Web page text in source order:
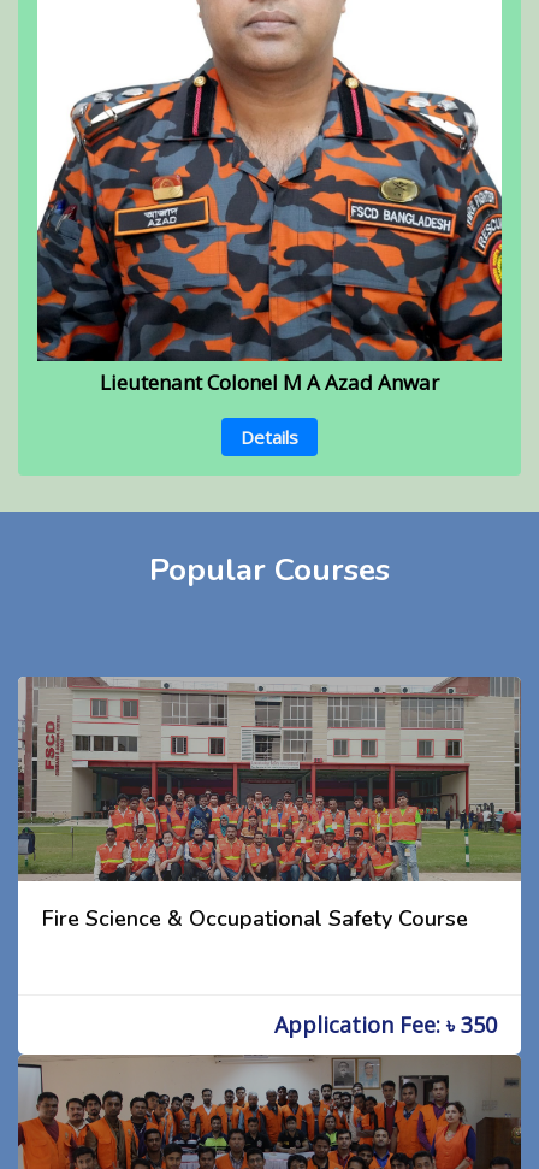
Lieutenant Colonel M A Azad Anwar
Details
Popular Courses
Fire Science & Occupational Safety Course
Application Fee: ৳ 350